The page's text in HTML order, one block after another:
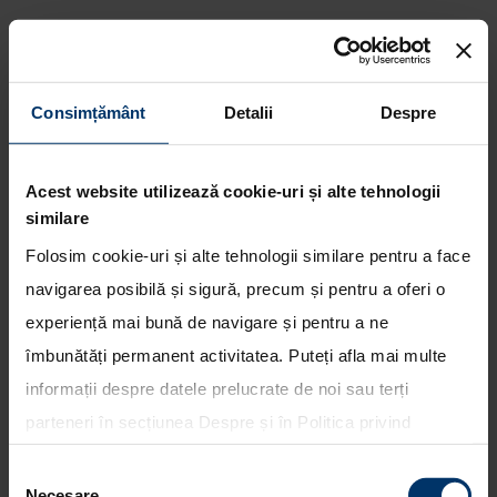
Consimțământ Detalii Despre
Acest website utilizează cookie-uri și alte tehnologii
similare
Folosim cookie-uri și alte tehnologii similare pentru a face
navigarea posibilă și sigură, precum și pentru a oferi o
experiență mai bună de navigare și pentru a ne
îmbunătăți permanent activitatea. Puteți afla mai multe
informații despre datele prelucrate de noi sau terți
parteneri în secțiunea Despre și în Politica privind
toate cookie-urile, una sau mai multe categorii sau să
Hyundai prezinta tehnologii
inovatoare la Salonul Auto de la
Geneva